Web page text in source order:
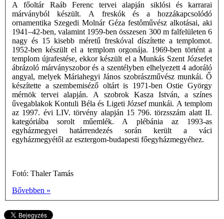
A főoltár Raáb Ferenc tervei alapján siklósi és karrarai
márványból készült. A freskók és a hozzákapcsolódó
ornamentika Szegedi Molnár Géza festôművész alkotásai, aki
1941–42-ben, valamint 1959-ben összesen 300 m falfelületen 6
nagy és 15 kisebb méretű freskóval díszítette a templomot.
1952-ben készült el a templom orgonája. 1969-ben történt a
templom újrafestése, ekkor készült el a Munkás Szent Józsefet
ábrázoló márványszobor és a szentélyben elhelyezett 4 adoráló
angyal, melyek Máriahegyi János szobrászművész munkái. Ő
készítette a szembemiséző oltárt is 1971-ben Ostie György
mérnök tervei alapján. A szobrok Kasza István, a színes
űvegablakok Kontuli Béla és Ligeti József munkái. A templom
az 1997. évi LIV. törvény alapján 15 796. törzsszám alatt II.
kategóriába sorolt műemlék. A plébánia az 1993-as
egyházmegyei határrendezés során került a váci
egyházmegyétől az esztergom-budapesti főegyházmegyéhez.
Fotó: Thaler Tamás
Bővebben »